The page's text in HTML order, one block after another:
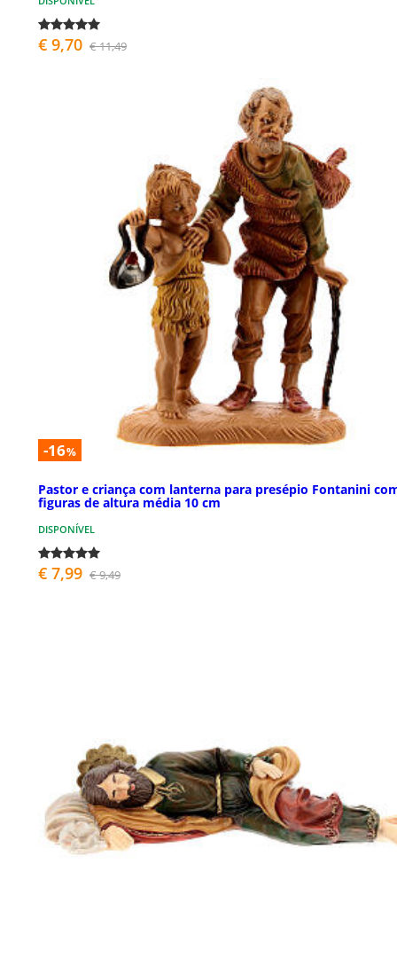
€ 9,70 € 11,49
-16%
Pastor e criança com lanterna para presépio Fontanini
figuras de altura média 10 cm
DISPONÍVEL
€ 7,99 € 9,49